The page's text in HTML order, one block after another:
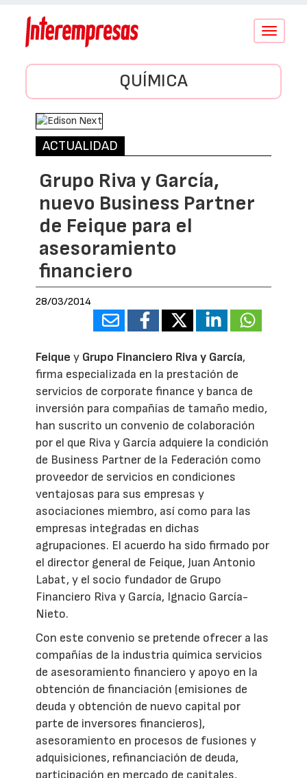
Conmutar
QUÍMICA
ACTUALIDAD
Grupo Riva y García,
nuevo Business Partner
de Feique para el
asesoramiento
financiero
28/03/2014
Feique y Grupo Financiero Riva y García,
firma especializada en la prestación de
servicios de corporate finance y banca de
inversión para compañías de tamaño medio,
han suscrito un convenio de colaboración
por el que Riva y García adquiere la condición
de Business Partner de la Federación como
proveedor de servicios en condiciones
ventajosas para sus empresas y
asociaciones miembro, así como para las
empresas integradas en dichas
agrupaciones. El acuerdo ha sido firmado por
el director general de Feique, Juan Antonio
Labat, y el socio fundador de Grupo
Financiero Riva y García, Ignacio García-
Nieto.
Con este convenio se pretende ofrecer a las
compañías de la industria química servicios
de asesoramiento financiero y apoyo en la
obtención de financiación (emisiones de
deuda y obtención de nuevo capital por
parte de inversores financieros),
asesoramiento en procesos de fusiones y
adquisiciones, refinanciación de deuda,
participación en mercado de capitales,